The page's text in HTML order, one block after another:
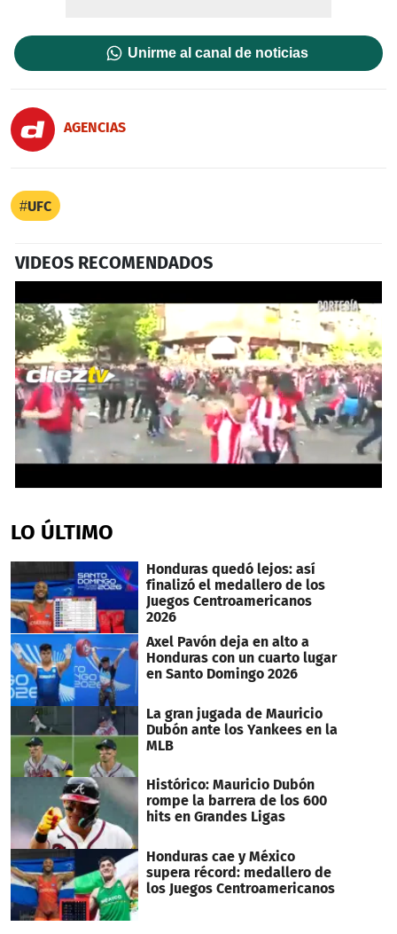
Unirme al canal de noticias
AGENCIAS
UFC
VIDEOS RECOMENDADOS
of
1
24
seconds
LO ÚLTIMO
Honduras quedó lejos: así
finalizó el medallero de los
Juegos Centroamericanos
2026
Axel Pavón deja en alto a
Honduras con un cuarto lugar
en Santo Domingo 2026
La gran jugada de Mauricio
Dubón ante los Yankees en la
MLB
Histórico: Mauricio Dubón
rompe la barrera de los 600
hits en Grandes Ligas
Honduras cae y México
supera récord: medallero de
los Juegos Centroamericanos